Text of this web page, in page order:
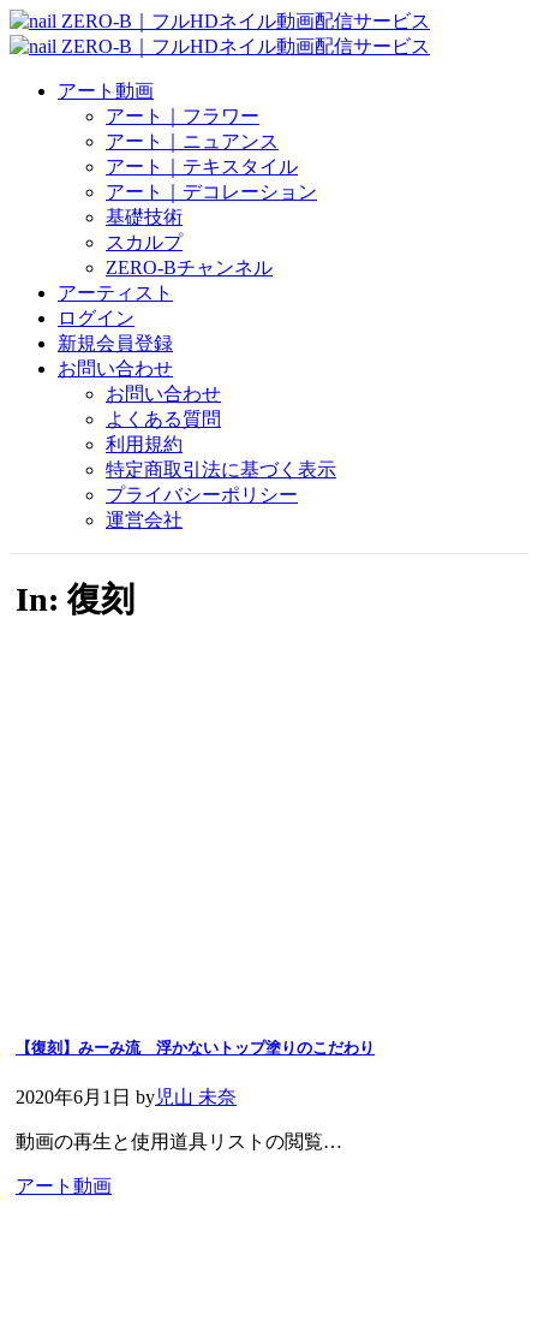
アート動画
アート｜フラワー
アート｜ニュアンス
アート｜テキスタイル
アート｜デコレーション
基礎技術
スカルプ
ZERO-Bチャンネル
アーティスト
ログイン
新規会員登録
お問い合わせ
お問い合わせ
よくある質問
利用規約
特定商取引法に基づく表示
プライバシーポリシー
運営会社
In: 復刻
【復刻】みーみ流 浮かないトップ塗りのこだわり
2020年6月1日 by児山 未奈
動画の再生と使用道具リストの閲覧…
アート動画